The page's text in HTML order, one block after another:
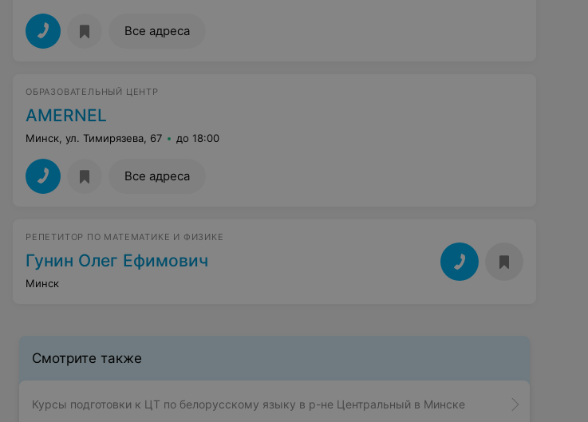
Все адреса
ОБРАЗОВАТЕЛЬНЫЙ ЦЕНТР
AMERNEL
Минск, ул. Тимирязева, 67 до 18:00
Все адреса
РЕПЕТИТОР ПО МАТЕМАТИКЕ И ФИЗИКЕ
Гунин Олег Ефимович
Минск
Смотрите также
Курсы подготовки к ЦТ по белорусскому языку в р-не Центральный в Минске